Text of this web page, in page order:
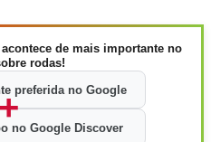
acontece de mais importante no
rodas!
preferida no Google
no Google Discover